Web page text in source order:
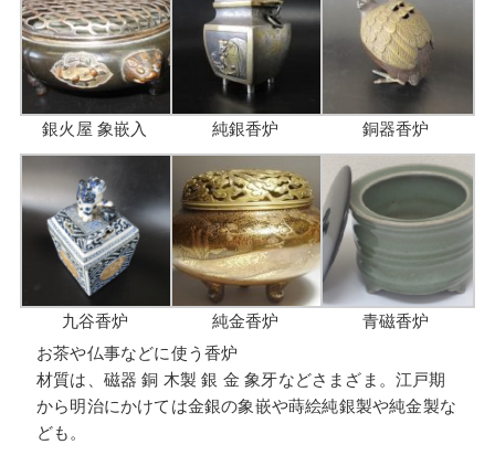
銀火屋 象嵌入 純銀香炉 銅器香炉
九谷香炉 純金香炉
青磁香炉
お茶や仏事などに使う香炉
材質は、磁器 銅 木製 銀 金 象牙などさまざま。江戸期
から明治にかけては金銀の象嵌や蒔絵純銀製や純金製な
ども。